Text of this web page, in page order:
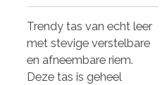
Trendy tas van echt leer
met stevige verstelbare
en afneembare riem.
Deze tas is geheel